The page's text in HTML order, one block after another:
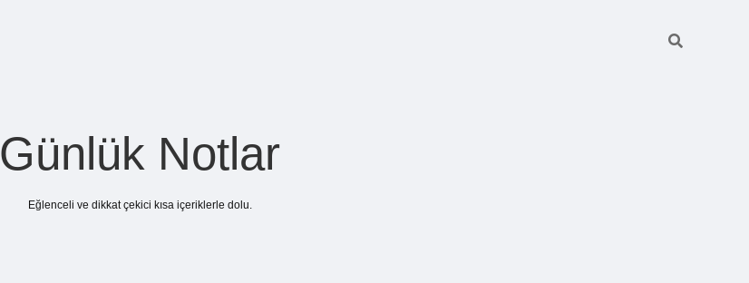
Günlük Notlar
Eğlenceli ve dikkat çekici kısa içeriklerle dolu.